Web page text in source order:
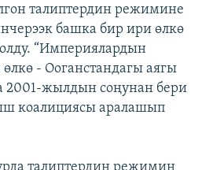
талиптердин режимине
башка бир ири өлкө
“Империялардын
- Ооганстандагы аягы
2001-жылдын соңунан бери
коалициясы аралашып